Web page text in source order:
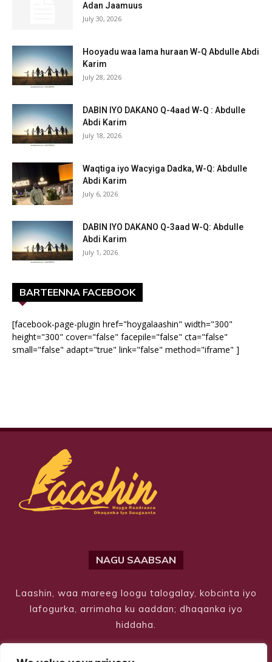
Adan Jaamuus
July 30, 2026
Hooyadu waa lama huraan W-Q Abdulle Abdi
Karim
July 28, 2026
DABIN IYO DAKANO Q-4aad W-Q : Abdulle
Abdi Karim
July 18, 2026
Waqtiga iyo Wacyiga Dadka, W-Q: Abdulle
Abdi Karim
July 6, 2026
DABIN IYO DAKANO Q-3aad W-Q: Abdulle
Abdi Karim
July 1, 2026
BARTEENNA FACEBOOK
[facebook-page-plugin href="hoygalaashin" width="300"
height="300" cover="false" facepile="false" cta="false"
small="false" adapt="true" link="false" method="iframe" ]
NAGU SAABSAN
Laashin, waa mareeg loogu talogalay, kobcinta iyo
lafogurka, arrimaha ku aaddan; dhaqanka iyo
hiddaha.